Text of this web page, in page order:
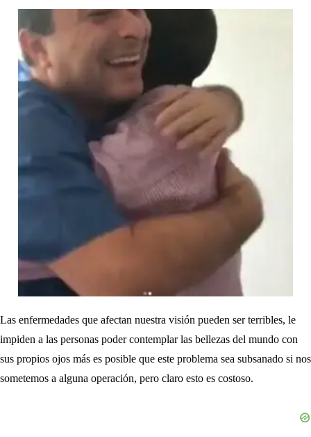
Las enfermedades que afectan nuestra visión pueden ser terribles, le
impiden a las personas poder contemplar las bellezas del mundo con
sus propios ojos más es posible que este problema sea subsanado si nos
sometemos a alguna operación, pero claro esto es costoso.